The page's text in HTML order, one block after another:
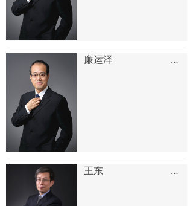
廉运泽 北京
王东 北京